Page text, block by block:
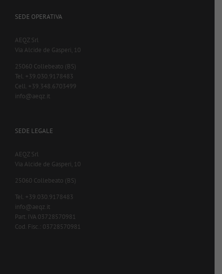
SEDE OPERATIVA
AEQZ Srl
Via Alcide de Gasperi, 10
25060 Collebeato (BS)
Tel. +39.030.9178483
Cell. +39.348.6703499
info@aeqz.it
SEDE LEGALE
AEQZ Srl
Via Alcide de Gasperi, 10
25060 Collebeato (BS)
Tel. +39.030.9178483
info@aeqz.it
Part. IVA 03728570981
Cod. Fisc.: 03728570981